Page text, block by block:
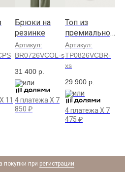
11
Брюки на
резинке
Артикул:
BR0726VCOL-s
31 400 р.
или
4 платежа X 7
850 ₽
Топ из
премиальног
о гребенного
кашемира
Артикул:
TP0826VCBR-
xs
29 900 р.
или
4 платежа X 7
475 ₽
покупки при регистрации